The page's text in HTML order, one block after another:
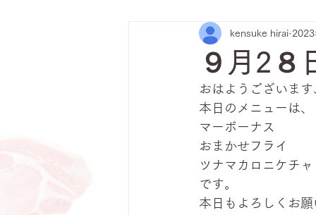
９月2
kensuke hirai
おはようございま
本日のメニューは、
マーボーナス
おまかせフライ
ツナマカロニケチ
です。
本日もよろしくお